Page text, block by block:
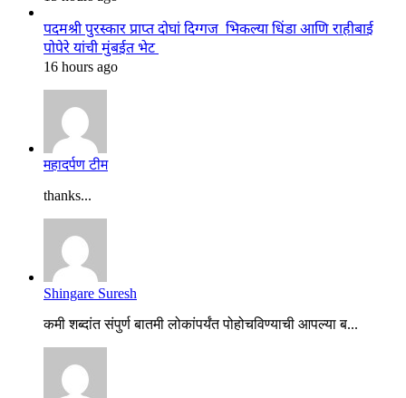
पदमश्री पुरस्कार प्राप्त दोघां दिग्गज भिकल्या धिंडा आणि राहीबाई
पोपेरे यांची मुंबईत भेट
16 hours ago
महादर्पण टीम
thanks...
Shingare Suresh
कमी शब्दांत संपुर्ण बातमी लोकांपर्यंत पोहोचविण्याची आपल्या ब...